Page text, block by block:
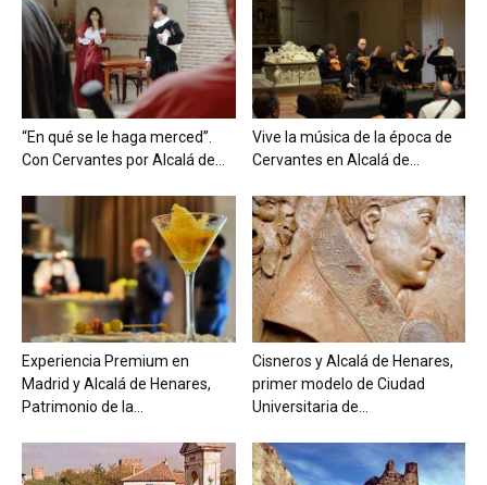
“En qué se le haga merced”.
Con Cervantes por Alcalá de...
Vive la música de la época de
Cervantes en Alcalá de...
Experiencia Premium en
Madrid y Alcalá de Henares,
Patrimonio de la...
Cisneros y Alcalá de Henares,
primer modelo de Ciudad
Universitaria de...